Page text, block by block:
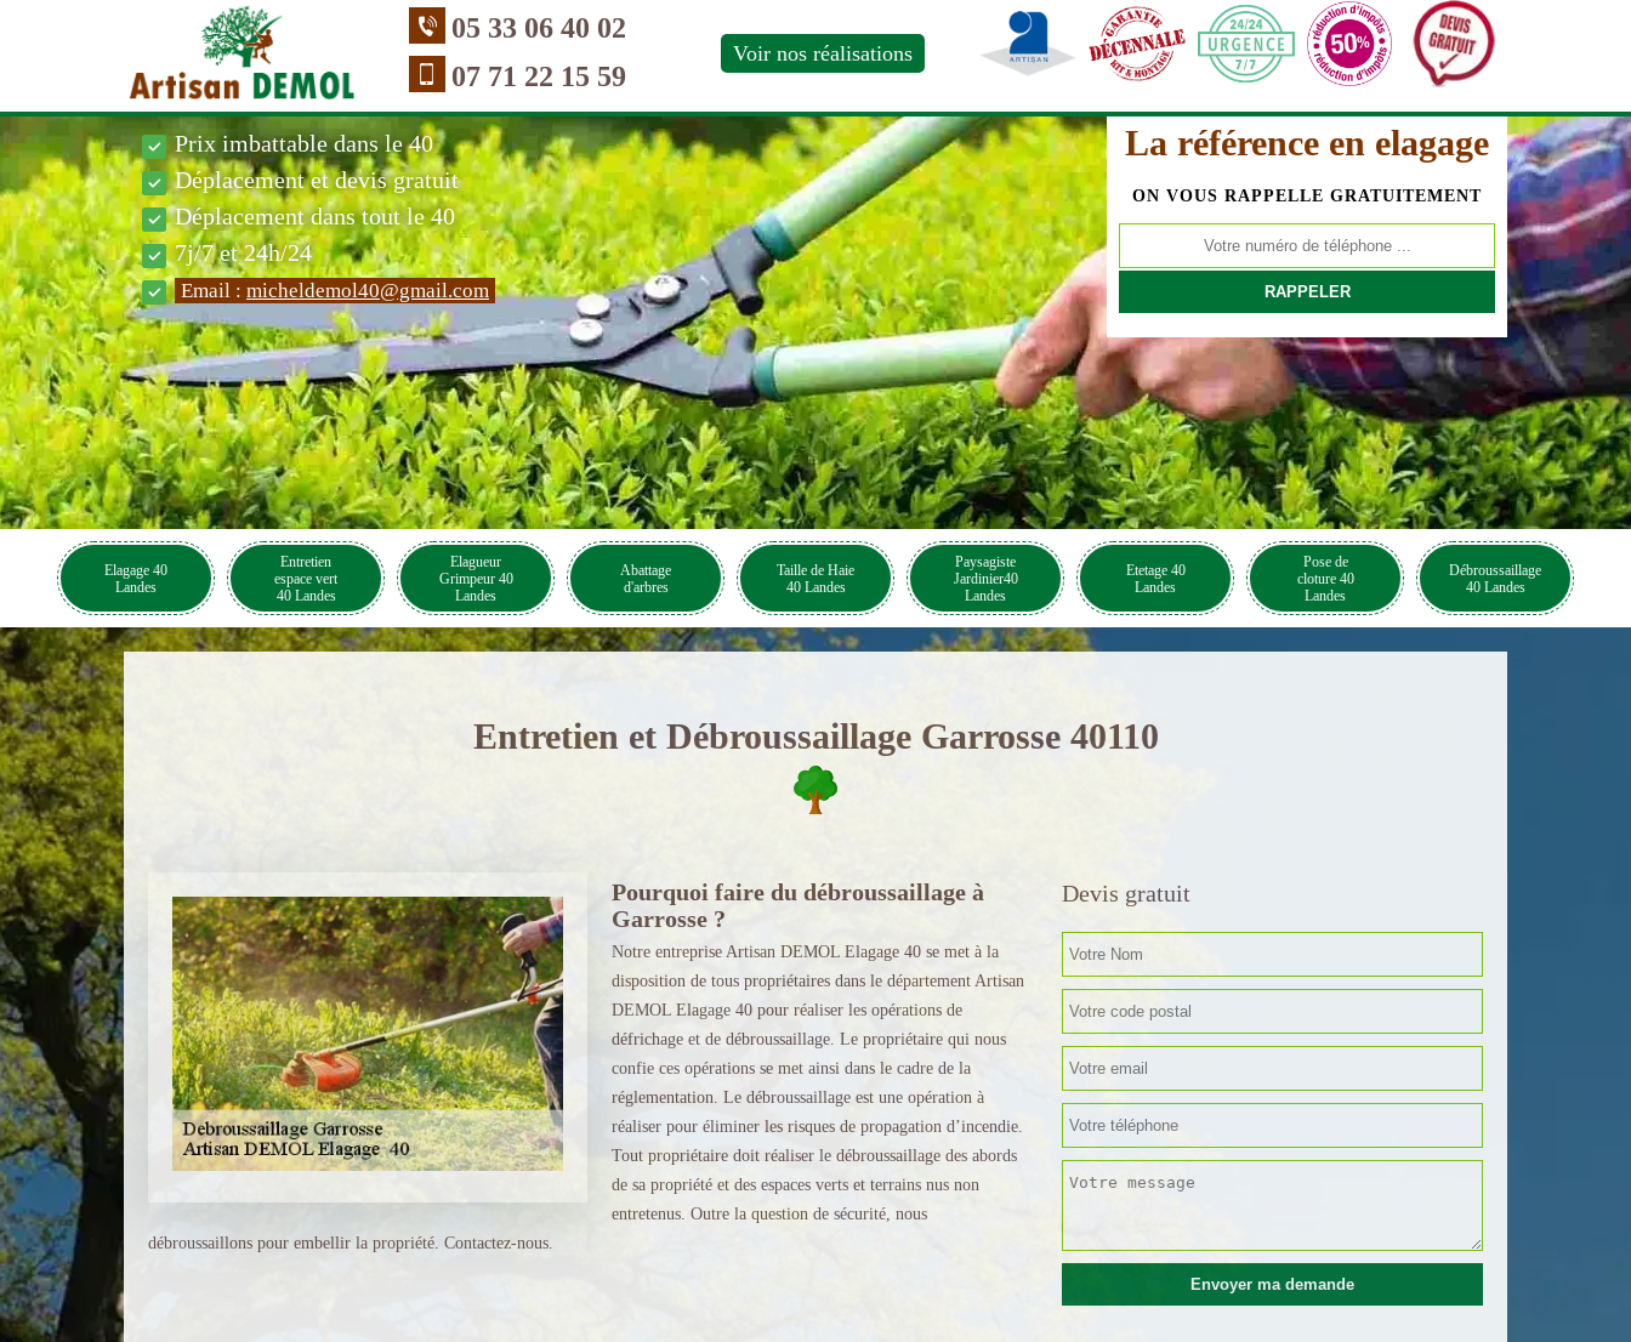
05 33 06 40 02
07 71 22 15 59
Voir nos réalisations
La référence en elagage
ON VOUS RAPPELLE GRATUITEMENT
Prix imbattable dans le 40
Déplacement et devis gratuit
Déplacement dans tout le 40
7j/7 et 24h/24
Email : micheldemol40@gmail.com
Elagage 40
Landes
Entretien
espace vert
40 Landes
Elagueur
Grimpeur 40
Landes
Abattage
d'arbres
Taille de Haie
40 Landes
Paysagiste
Jardinier40
Landes
Etetage 40
Landes
Pose de
cloture 40
Landes
Débroussaillage
40 Landes
Entretien et Débroussaillage Garrosse 40110
Pourquoi faire du débroussaillage à
Garrosse ?
Notre entreprise Artisan DEMOL Elagage 40 se met à la
disposition de tous propriétaires dans le département Artisan
DEMOL Elagage 40 pour réaliser les opérations de
défrichage et de débroussaillage. Le propriétaire qui nous
confie ces opérations se met ainsi dans le cadre de la
réglementation. Le débroussaillage est une opération à
réaliser pour éliminer les risques de propagation d’incendie.
Tout propriétaire doit réaliser le débroussaillage des abords
de sa propriété et des espaces verts et terrains nus non
entretenus. Outre la question de sécurité, nous
débroussaillons pour embellir la propriété. Contactez-nous.
Devis gratuit